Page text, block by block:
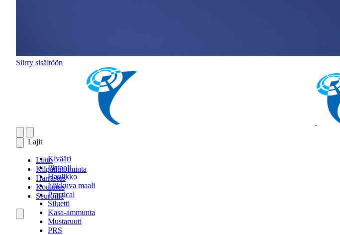
Siirry sisältöön
Lajit
Kivääri
Pistooli
Haulikko
Liikkuva maali
Practical
Siluetti
Kasa-ammunta
Mustaruuti
PRS
Liitto
Kilpailutoiminta
Harrastus
Koulutus
Seuroille